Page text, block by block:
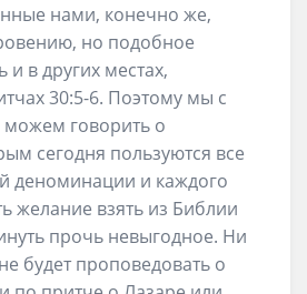
нами, конечно же,
но подобное
и в других местах,
30:5-6. Поэтому мы с
говорить о
сегодня пользуются все
деноминации и каждого
желание взять из Библии
прочь невыгодное. Ни
будет проповедовать о